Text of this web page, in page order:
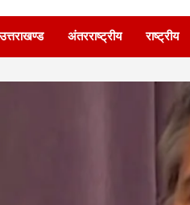
उत्तराखण्ड अंतरराष्ट्रीय राष्ट्रीय